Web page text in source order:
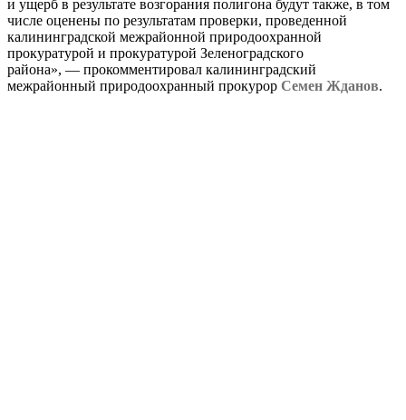
и ущерб в результате возгорания полигона будут также, в том
числе оценены по результатам проверки, проведенной
калининградской межрайонной природоохранной
прокуратурой и прокуратурой Зеленоградского
района», — прокомментировал калининградский
межрайонный природоохранный прокурор Семен Жданов.